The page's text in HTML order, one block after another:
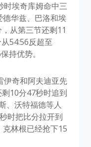
时埃奇库姆命中三
华兹、巴洛和埃
从第三节还剩11
54:56反超至
持优势。
伊奇和阿夫迪亚先
10分47秒时追到
、沃特福德等人
时把比分拉开到
林根已经抢下15